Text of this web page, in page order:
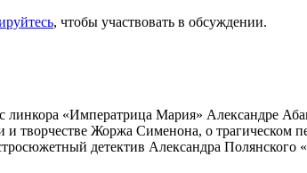
, чтобы участвовать в обсуждении.
линкора «Императрица Мария» Александре
творчестве Жоржа Сименона, о
детектив Александра Полянского